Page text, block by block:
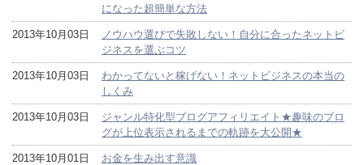
になった超簡単な方法
2013年10月03日
ノウハウ選びで失敗しない！自分に合ったネットビ
ジネスを選ぶコツ
2013年10月03日
わかってないと稼げない！ネットビジネスの本当の
しくみ
2013年10月03日
ジャンル特化型ブログアフィリエイト★趣味のブロ
グが上位表示されるまでの軌跡を大公開★
2013年10月01日 お金を生み出す意識